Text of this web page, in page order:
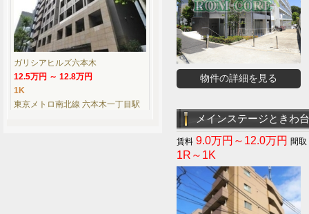
物件の詳細を見る
メインステージときわ台
9.0万円～12.0万円
1R～1K
ガリシアヒルズ六本木
12.5万円 ～ 12.8万円
1K
東京メトロ南北線 六本木一丁目駅